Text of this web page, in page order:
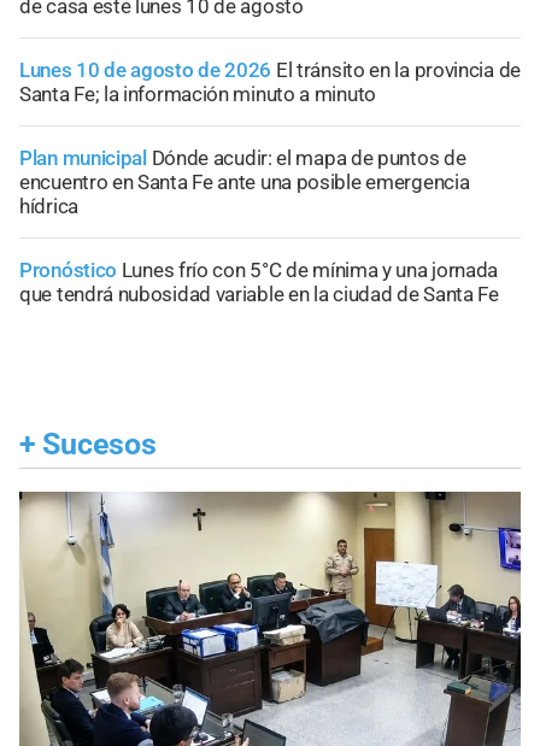
de casa este lunes 10 de agosto
Lunes 10 de agosto de 2026 El tránsito en la provincia de
Santa Fe; la información minuto a minuto
Plan municipal Dónde acudir: el mapa de puntos de
encuentro en Santa Fe ante una posible emergencia
hídrica
Pronóstico Lunes frío con 5°C de mínima y una jornada
que tendrá nubosidad variable en la ciudad de Santa Fe
+ Sucesos